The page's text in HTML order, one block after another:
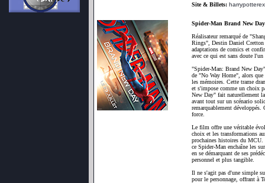
Site & Billets:
Spider-Man Brand New Day
Réalisateur remarqué de
Rings", Destin Daniel
adaptations de comics et
avec ce qui est sans doute
"Spider-Man: Brand New Day"
de "No Way Home", alors que
les mémoires. Cette trame
et s'impose comme un choix
New Day" fait naturellement
avant tout sur un scénario
remarquablement
force.
Le film offre une véritable
choix et les transformations
prochaines histoires du MCU.
ce Spider-Man enchaîne les
en se démarquant de ses
personnel et plus tangible.
Il ne s'agit pas d'une simple
pour le personnage, offrant à